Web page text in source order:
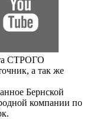
СТРОГО
а так же
Бернской
компании по